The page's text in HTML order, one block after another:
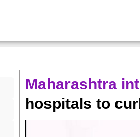
Maharashtra
hospitals to